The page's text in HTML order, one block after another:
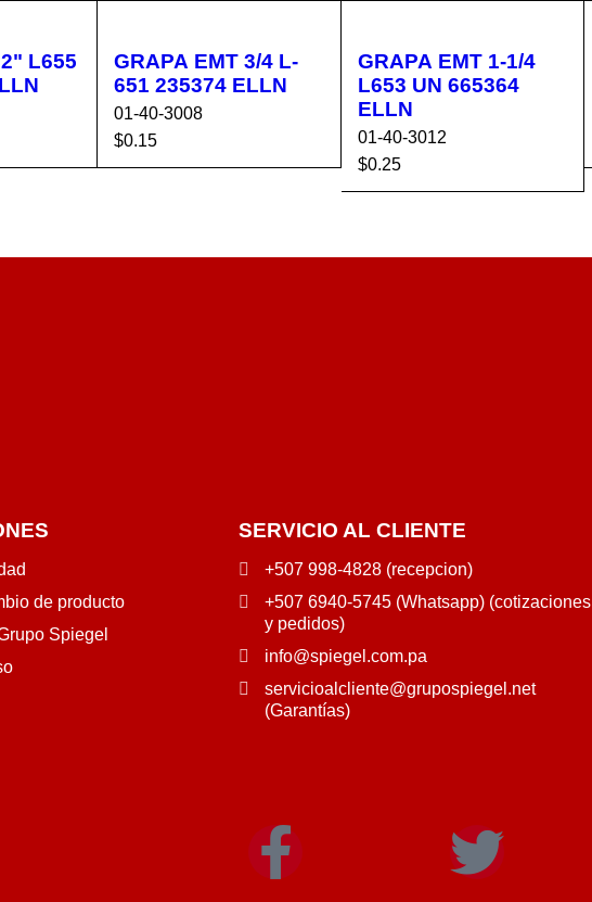
VISTA
GRAPA EMT 3/4 L-
651 235374 ELLN
01-40-3008
$0.15
AÑADIR AL CA
VISTA
GRAPA EMT 1-1/4
L653 UN 665364
ELLN
01-40-3012
$0.25
AÑADIR AL CA
VISTA
de producto
Spiegel
SERVICIO AL CLIENTE
+507 998-4828 (recepcion)
+507 6940-5745 (Whatsapp) (cotizaciones
y pedidos)
info@spiegel.com.pa
servicioalcliente@grupospiegel.net
(Garantías)